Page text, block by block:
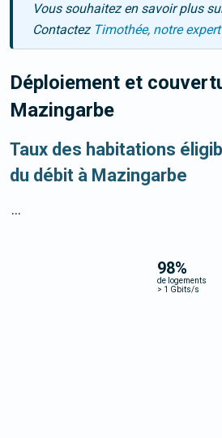
Vous souhaitez en savoir plus
Contactez Timothée, notre
Déploiement et
Mazingarbe
Taux des habitations
du débit à Mazingarbe
98%
de logements
> 1 Gbits/s
...